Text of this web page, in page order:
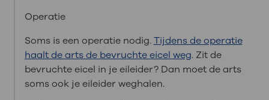
Operatie
Soms is een operatie nodig.Tijdens de operatie
haalt de arts de bevruchte eicel weg. Zit de
bevruchte eicel in je eileider? Dan moet de arts
soms ook je eileider weghalen.